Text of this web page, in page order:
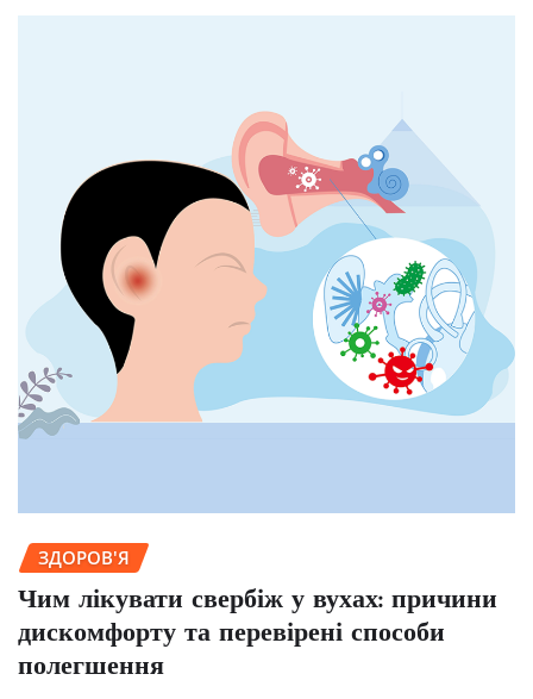
ЗДОРОВ'Я
Чим лікувати свербіж у вухах: причини
дискомфорту та перевірені способи
полегшення